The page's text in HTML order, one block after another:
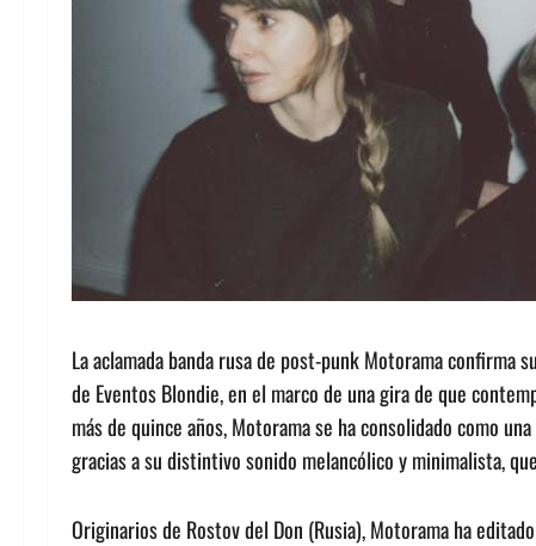
La aclamada banda rusa de post-punk Motorama
de Eventos Blondie, en el marco de una gira de que
más de quince años, Motorama se ha consolidado como
gracias a su distintivo sonido melancólico y minimalista,
Originarios de Rostov del Don (Rusia), Motorama ha